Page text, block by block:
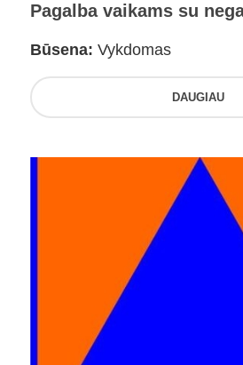
Pagalba vaikams su
Būsena: Vykdomas
DAUGIAU